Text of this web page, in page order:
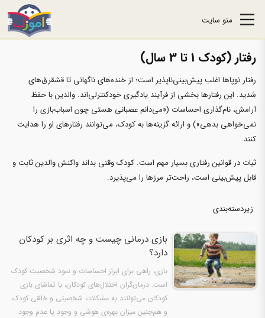
منو سایت
رفتار (کودک 1 تا 3 سال)
رفتار نوپاها اغلب پیش‌بینی‌ناپذیر است؛ از خنده‌های ناگهانی تا قشقرق‌های
شدید. این رفتارها بخشی از فرآیند یادگیری خودکنترلی‌اند. والدین با حفظ
آرامش، نام‌گذاری احساسات («می‌دانم عصبانی هستی چون اسباب‌بازی را
نمی‌خواهی بدهی») و ارائه گزینه‌ها به کودک، می‌توانند رفتارهای او را هدایت
کنند.
ثبات در قوانین رفتاری بسیار مهم است. کودک وقتی بداند واکنش والدین ثابت و
قابل پیش‌بینی است، راحت‌تر مرزها را می‌پذیرد.
زیردسته‌بندی
بازی درمانی چیست و چه اثری بر کودکان
دارد؟
بازی، راهی برای ابراز احساسات و نمود شخصیت کودک
است. درمان‌گران اختلال‌های کودکان، با تماشای بازی
کودکان می‌توانند به مشکلات شخصیتی و خلقی کودک
و هم‌چنین میزان بهره‌ی هوشی و وجود یا عدم وجود